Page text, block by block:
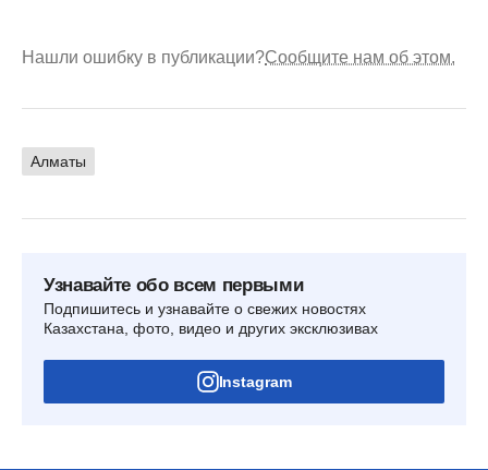
Нашли ошибку в публикации?Сообщите нам об этом.
Алматы
Узнавайте обо всем первыми
Подпишитесь и узнавайте о свежих новостях
Казахстана, фото, видео и других эксклюзивах
Instagram